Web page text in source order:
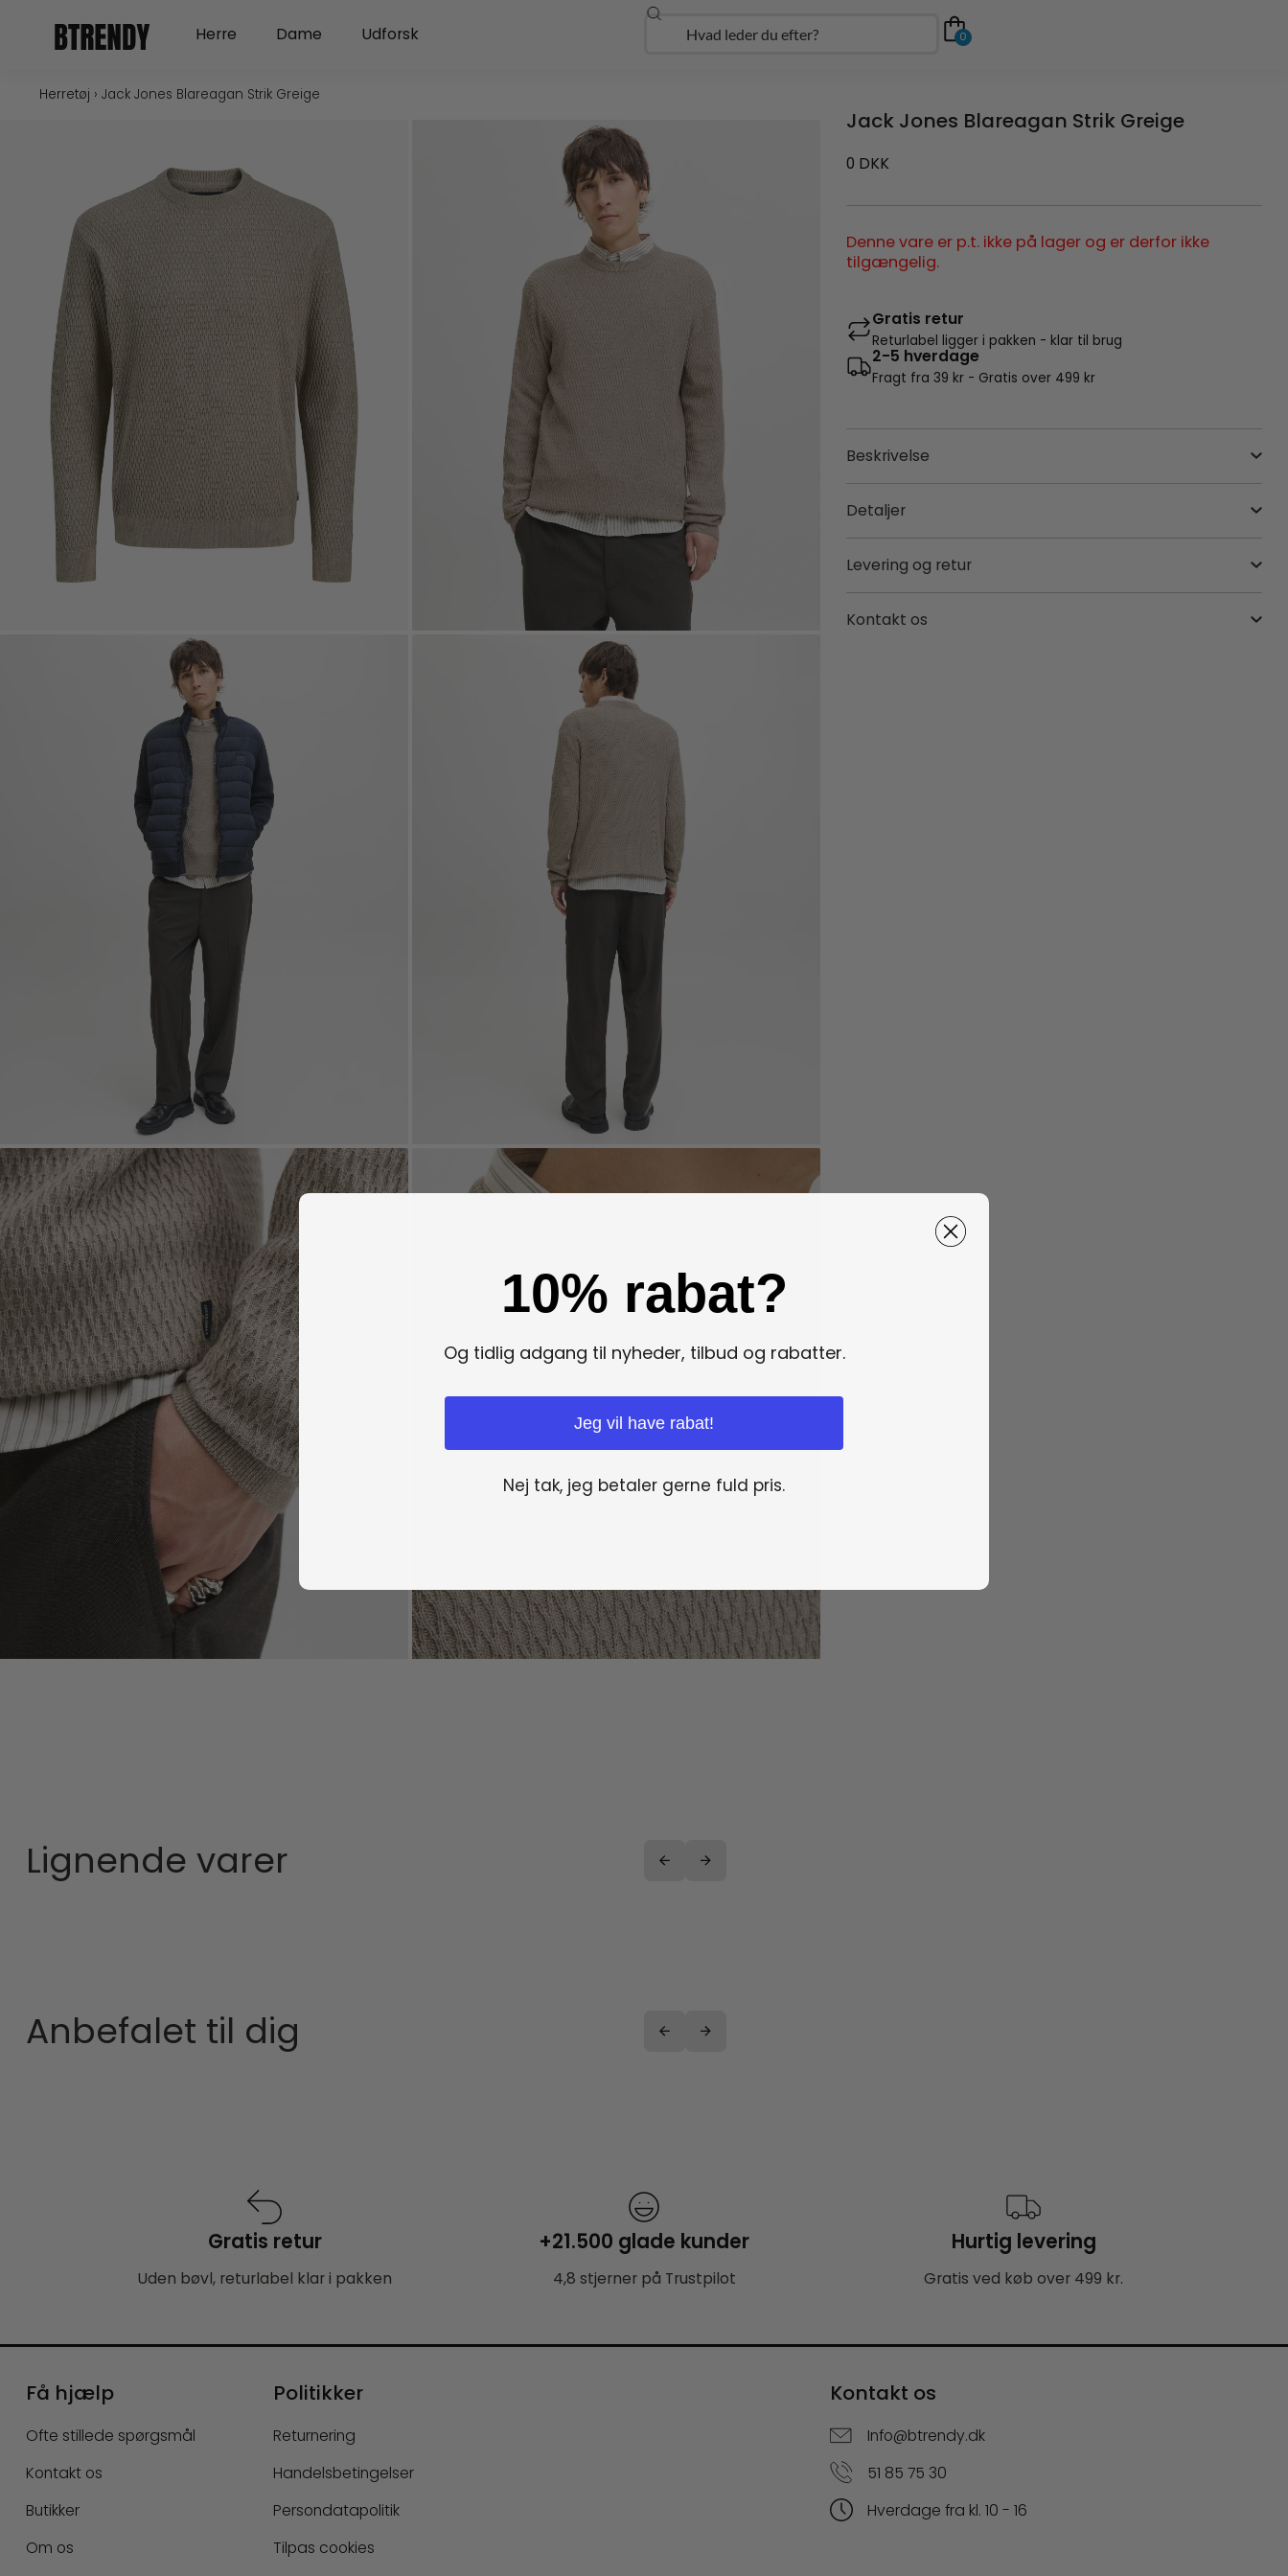
Herre Open Herre
Dame Open Dame
Udforsk Søg 0
Herretøj › Jack Jones Blareagan Strik Greige
Jack Jones Blareagan Strik Greige
0 DKK
Denne vare er p.t. ikke på lager og er derfor ikke
tilgængelig.
Gratis retur
Returlabel ligger i pakken - klar til brug
2-5 hverdage
Fragt fra 39 kr - Gratis over 499 kr
Beskrivelse
Detaljer
Levering og retur
Kontakt os
Lignende varer
Anbefalet til dig
Gratis retur
Uden bøvl, returlabel klar i pakken
+21.500 glade kunder
4,8 stjerner på Trustpilot
Hurtig levering
Gratis ved køb over 499 kr.
Få hjælp
Ofte stillede spørgsmål
Kontakt os
Butikker
Om os
Politikker
Returnering
Handelsbetingelser
Persondatapolitik
Tilpas cookies
Kontakt os
Info@btrendy.dk
51 85 75 30
Hverdage fra kl. 10 - 16
10% rabat?
Og tidlig adgang til nyheder, tilbud og rabatter.
Jeg vil have rabat!
Nej tak, jeg betaler gerne fuld pris.